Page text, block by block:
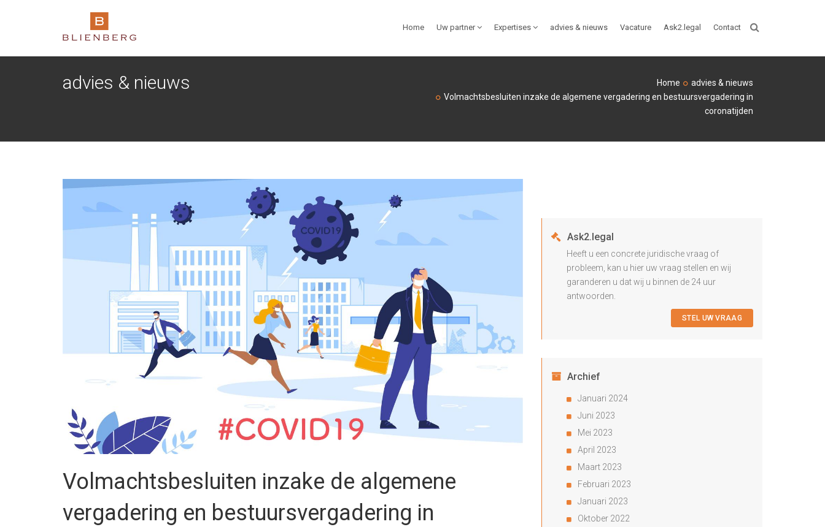
Home Uw partner Expertises advies & nieuws Vacature Ask2.legal Contact
advies & nieuws Home
advies & nieuws
Volmachtsbesluiten inzake de algemene vergadering en bestuursvergadering in
coronatijden
Volmachtsbesluiten inzake de algemene
vergadering en bestuursvergadering in
Ask2.legal
Heeft u een concrete juridische vraag of
probleem, kan u hier uw vraag stellen en wij
garanderen u dat wij u binnen de 24 uur
antwoorden.
STEL UW VRAAG
Archief
Januari 2024
Juni 2023
Mei 2023
April 2023
Maart 2023
Februari 2023
Januari 2023
Oktober 2022